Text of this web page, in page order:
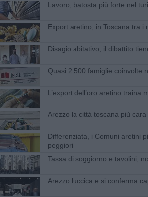
Lavoro, batosta più forte nel
Export aretino, in Toscana tra i
Disagio abitativo, il dibattito
Quasi 2.500 famiglie coinvolte
L’export dell’oro aretino traina
Arezzo la città toscana più
Differenziata, i Comuni aretini
peggiori
Tassa di soggiorno e tavolini,
Arezzo luccica e si conferma